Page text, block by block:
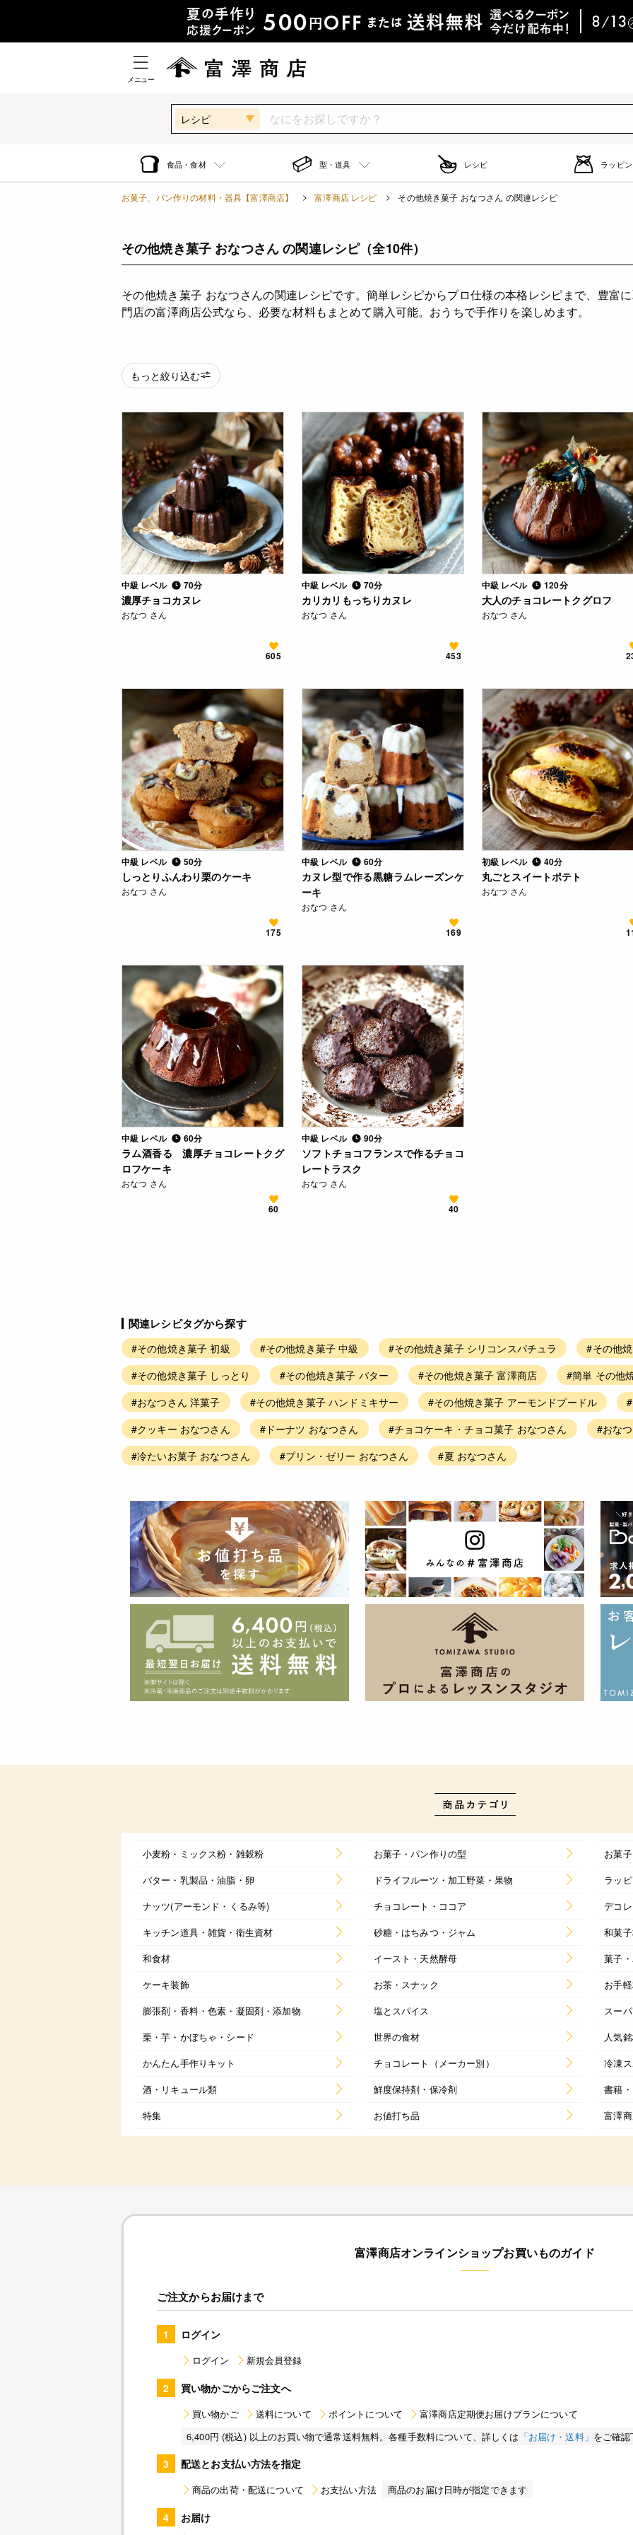
メニュー
レシピ
食品・食材 型・道具 レシピ ラッピ
お菓子、パン作りの材料・器具【富澤商店】 富澤商店 レシピ その他焼き菓子 おなつさん の関連レシピ
その他焼き菓子 おなつさん の関連レシピ（全10件）
その他焼き菓子 おなつさんの関連レシピです。簡単レシピからプロ仕様の本格レシピまで、豊富
門店の富澤商店公式なら、必要な材料もまとめて購入可能。おうちで手作りを楽しめます。
もっと絞り込む
中級 レベル 70分
濃厚チョコカヌレ
おなつ さん
605
中級 レベル 70分
カリカリもっちりカヌレ
おなつ さん
453
中級 レベル 120分
大人のチョコレートクグロフ
おなつ さん
中級 レベル 50分
しっとりふんわり栗のケーキ
おなつ さん
175
中級 レベル 60分
カヌレ型で作る黒糖ラムレーズンケ
ーキ
おなつ さん
169
初級 レベル 40分
丸ごとスイートポテト
おなつ さん
中級 レベル 60分
ラム酒香る 濃厚チョコレートクグ
ロフケーキ
おなつ さん
60
中級 レベル 90分
ソフトチョコフランスで作るチョコ
レートラスク
おなつ さん
40
関連レシピタグから探す
#その他焼き菓子 初級 #その他焼き菓子 中級 #その他焼き菓子 シリコンスパチュラ
#その他
#その他焼き菓子 しっとり
#その他焼き菓子 バター #その他焼き菓子 富澤商店
#簡単 その他
#おなつさん 洋菓子
#その他焼き菓子 ハンドミキサー #その他焼き菓子 アーモンドプードル
#クッキー おなつさん
#ドーナツ おなつさん #チョコケーキ・チョコ菓子 おなつさん
#おな
#冷たいお菓子 おなつさん
#プリン・ゼリー おなつさん #夏 おなつさん
小麦粉・ミックス粉・雑穀粉 お菓子・パン作りの型
お菓
バター・乳製品・油脂・卵
ドライフルーツ・加工野菜・果物
ラッ
ナッツ(アーモンド・くるみ等)
チョコレート・ココア
デコ
キッチン道具・雑貨・衛生資材
砂糖・はちみつ・ジャム
和菓
和食材
イースト・天然酵母
菓子
ケーキ装飾
お茶・スナック
お手
膨張剤・香料・色素・凝固剤・添加物
塩とスパイス
スー
栗・芋・かぼちゃ・シード
世界の食材
人気
かんたん手作りキット
チョコレート（メーカー別）
冷凍
酒・リキュール類
鮮度保持剤・保冷剤
書籍
特集
お値打ち品 富澤
富澤商店オンラインショップお買いものガイド
ご注文からお届けまで
1 ログイン
ログイン 新規会員登録
2 買い物かごからご注文へ
買い物かご 送料について ポイントについて
富澤商店定期便お届けプランについて
6,400円 (税込) 以上のお買い物で通常送料無料。各種手数料について、詳しくは 「お届け・送料」 をご確
3 配送とお支払い方法を指定
商品の出荷・配送について お支払い方法 商品のお届け日時が指定できます
4 お届け